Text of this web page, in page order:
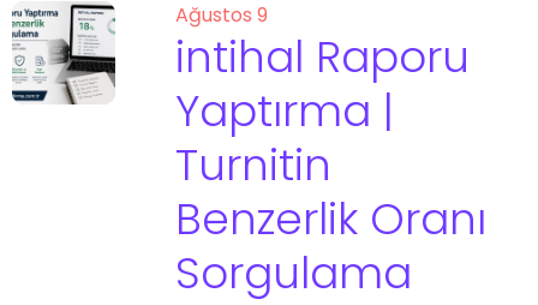
Ağustos 9
intihal Raporu
Yaptırma |
Turnitin
Benzerlik Oranı
Sorgulama